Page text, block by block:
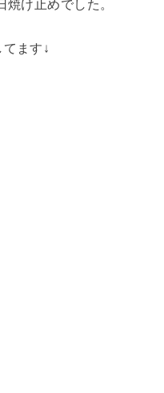
け止めでした。
ます↓